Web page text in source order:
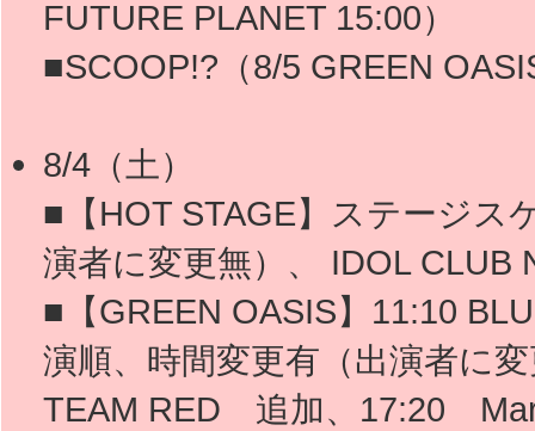
FUTURE PLANET 15:00）
■SCOOP!?（8/5 GREEN
8/4（土）
■【HOT STAGE】ステージス
演者に変更無）、 IDOL CLUB
■【GREEN OASIS】11:10
演順、時間変更有（出演者に
TEAM RED 追加、17:20